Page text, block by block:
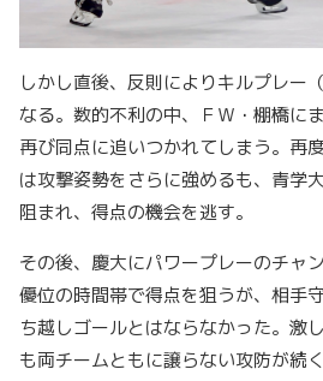
しかし直後、反則によりキルプレー
なる。数的不利の中、ＦＷ・棚橋に
再び同点に追いつかれてしまう。再
は攻撃姿勢をさらに強めるも、青学
阻まれ、得点の機会を逃す。
その後、慶大にパワープレーのチャ
優位の時間帯で得点を狙うが、相手
ち越しゴールとはならなかった。激
も両チームともに譲らない攻防が続